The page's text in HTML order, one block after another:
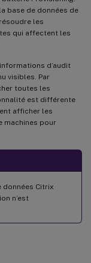
base de données de
les
qui affectent les
d’audit
visibles. Par
toutes les
est différente
afficher les
machines pour
données Citrix
n’est